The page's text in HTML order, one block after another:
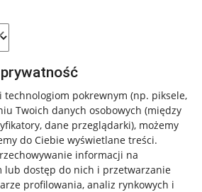
technologiom pokrewnym (np. piksele,
Twoich danych osobowych (między
dane przeglądarki), możemy
do Ciebie wyświetlane treści.
informacji na
lub dostęp do nich i przetwarzanie
profilowania, analiz rynkowych i